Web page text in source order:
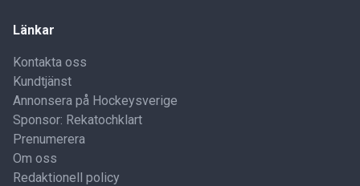
Länkar
Kontakta oss
Kundtjänst
Annonsera på Hockeysverige
Sponsor: Rekatochklart
Prenumerera
Om oss
Redaktionell policy